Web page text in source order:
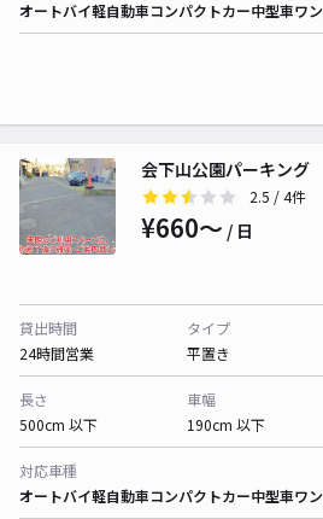
オートバイ軽自動車コンパクトカー中型車ワ
会下山公園パーキング
2.5 / 4件
¥660〜 / 日
貸出時間
24時間営業
タイプ
平置き
長さ
500cm 以下
車幅
190cm 以下
対応車種
オートバイ軽自動車コンパクトカー中型車ワ